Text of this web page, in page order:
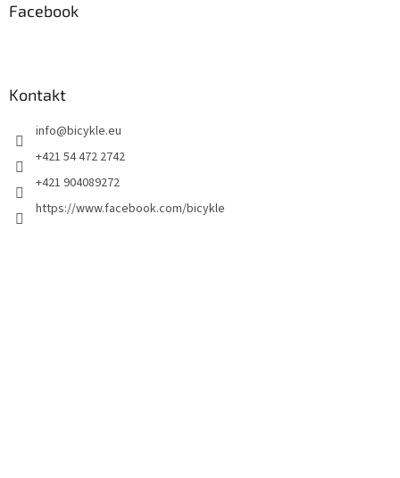
Facebook
Kontakt
info@bicykle.eu
+421 54 472 2742
+421 904089272
https://www.facebook.com/bicykle